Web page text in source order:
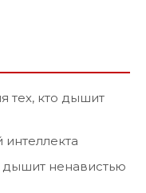
тех, кто дышит
дышит ненавистью